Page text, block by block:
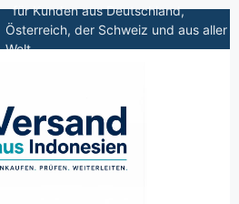
für Kunden aus Deutschland,
Österreich, der Schweiz und aus aller
Welt